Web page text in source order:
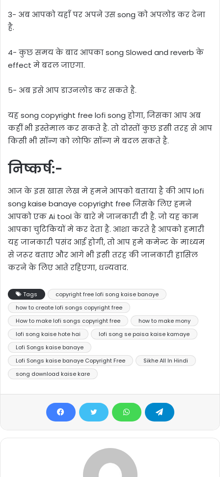
3- अब आपको यहाँ पर अपने उस song को अपलोड कर देना
है.
4- कुछ समय के बाद आपका song Slowed and reverb के
effect मे बदल जाएगा.
5- अब इसे आप डाउनलोड कर सकते है.
यह song copyright free lofi song होगा, जिसका आप अब
कहीं भी इस्तेमाल कर सकते है. तो दोस्तों कुछ इसी तरह से आप
किसी भी सॉन्ग को लोफि सॉन्ग मे बदल सकते है.
निष्कर्ष:-
आज के इस खास लेख मे हमने आपको बताया है की आप lofi
song kaise banaye copyright free जिसके लिए हमने
आपको एक Ai tool के बारे मे जानकारी दी है. जो यह काम
आपका चुटिकियों मे कर देता है. आशा करते है आपको हमारी
यह जानकारी पसंद आई होगी, तो आप हमे कमेन्ट के माध्यम
से जरूर बताए और आगे भी इसी तरह की जानकारी हासिल
करने के लिए आते रहिएगा, धन्यवाद.
Tags
copyright free lofi song kaise banaye
how to create lofi songs copyright free
How to make lofi songs copyright free
how to make mony
lofi song kaise hote hai
lofi song se paisa kaise kamaye
Lofi Songs kaise banaye
Lofi Songs kaise banaye Copyright Free
Sikhe All In Hindi
song download kaise kare